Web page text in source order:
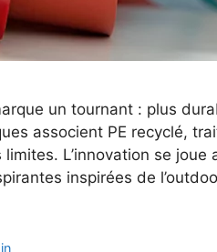
un tournant : plus
associent PE recyclé,
limites. L’innovation se
inspirées de